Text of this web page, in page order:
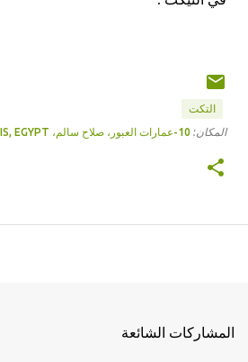
التكت
المكان: 10-عمارات العبور، صلاح سالم، HELIOPOLIS, EGYPT
المشاركات الشائعة